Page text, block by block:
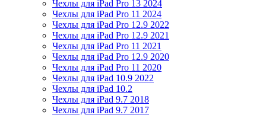
Чехлы для iPad Pro 13 2024
Чехлы для iPad Pro 11 2024
Чехлы для iPad Pro 12.9 2022
Чехлы для iPad Pro 12.9 2021
Чехлы для iPad Pro 11 2021
Чехлы для iPad Pro 12.9 2020
Чехлы для iPad Pro 11 2020
Чехлы для iPad 10.9 2022
Чехлы для iPad 10.2
Чехлы для iPad 9.7 2018
Чехлы для iPad 9.7 2017